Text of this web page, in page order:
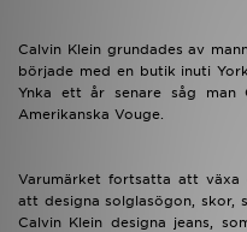
Calvin Klein grundades av
började med en butik inuti
Ynka ett år senare såg man
Amerikanska Vouge.
Varumärket fortsatta att växa
att designa solglasögon, skor,
Calvin Klein designa jeans,